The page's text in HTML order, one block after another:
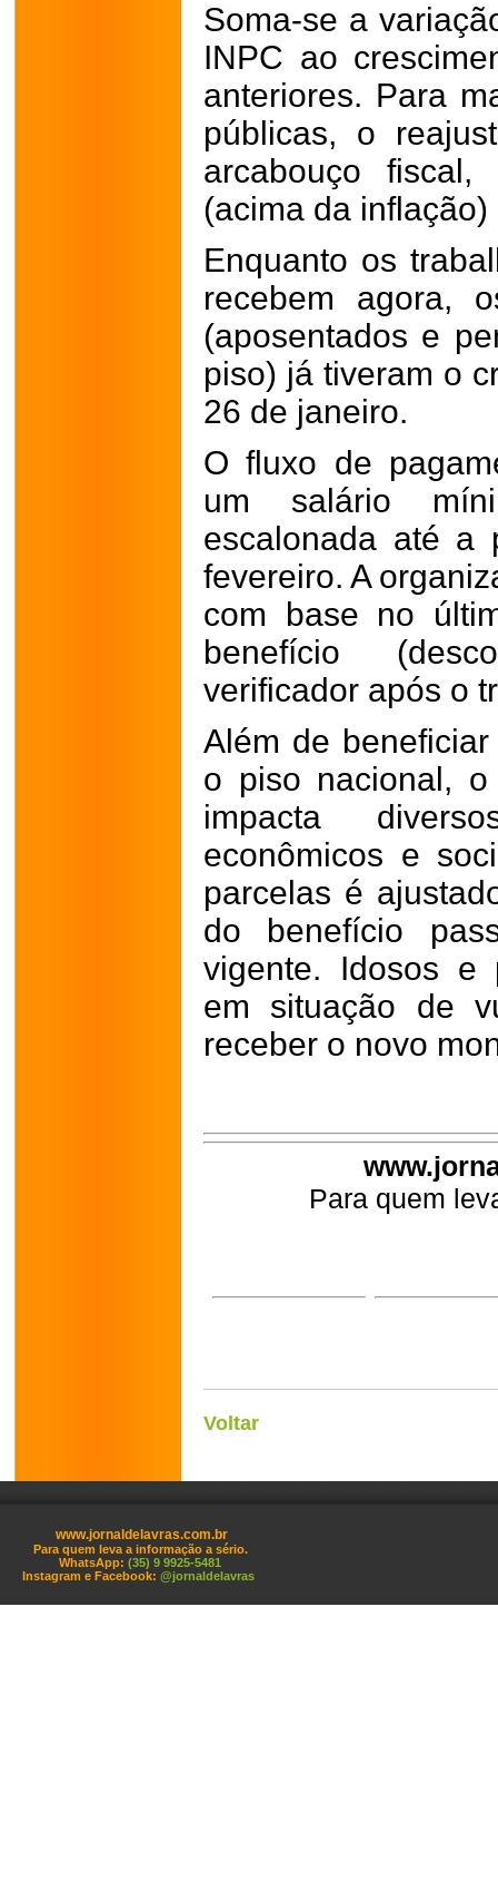
Soma-se a
INPC ao
anteriores. Para
públicas, o
arcabouço
(acima da
Enquanto os
recebem agora,
(aposentados e
piso) já tiveram o
26 de janeiro.
O fluxo de
um salário
escalonada até a
fevereiro. A
com base no
benefício
verificador após o
Além de
o piso nacional,
impacta
econômicos e
parcelas é
do benefício
vigente. Idosos e
em situação de
receber o novo
Para quem
Voltar
www.jornaldelavras.com.br
Para quem leva a informação a sério.
WhatsApp: (35) 9 9925-5481
Instagram e Facebook: @jornaldelavras